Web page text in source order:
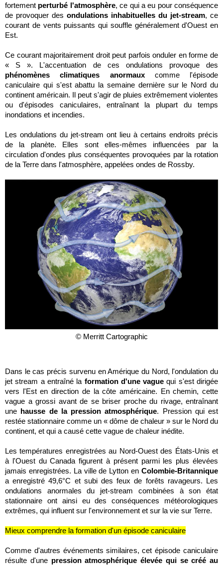
fortement perturbé l'atmosphère, ce qui a eu pour conséquence
de provoquer des ondulations inhabituelles du jet-stream, ce
courant de vents puissants qui souffle généralement d'Ouest en
Est.
Ce courant majoritairement droit peut parfois onduler en forme de
« S ». L'accentuation de ces ondulations provoque des
phénomènes climatiques anormauxcomme l'épisode
caniculaire qui s'est abattu la semaine dernière sur le Nord du
continent américain. Il peut s'agir de pluies extrêmement violentes
ou d'épisodes caniculaires, entraînant la plupart du temps
inondations et incendies.
Les ondulations du jet-stream ont lieu à certains endroits précis
de la planète. Elles sont elles-mêmes influencées par la
circulation d'ondes plus conséquentes provoquées par la rotation
de la Terre dans l'atmosphère, appelées ondes de Rossby.
© Merritt Cartographic
Dans le cas précis survenu en Amérique du Nord, l'ondulation du
jet stream a entraîné laformation d'une vaguequi s'est dirigée
vers l'Est en direction de la côte américaine. En chemin, cette
vague a grossi avant de se briser proche du rivage, entraînant
une hausse de la pression atmosphérique. Pression qui est
restée stationnaire comme un« dôme de chaleur »sur le Nord du
continent, et qui a causé cette vague de chaleur inédite.
Les températures enregistrées au Nord-Ouest des États-Unis et
à l'Ouest du Canada figurent à présent parmi les plus élevées
jamais enregistrées. La ville de Lytton en Colombie-Britannique
a enregistré 49,6°C et subi des feux de forêts ravageurs. Les
ondulations anormales du jet-stream combinées à son état
stationnaire ont ainsi eu des conséquences météorologiques
extrêmes, qui influent sur l'environnement et sur la vie sur Terre.
Mieux comprendre la formation d'un épisode caniculaire
Comme d'autres événements similaires, cet épisode caniculaire
résulte d'une pression atmosphérique élevée qui se créé au